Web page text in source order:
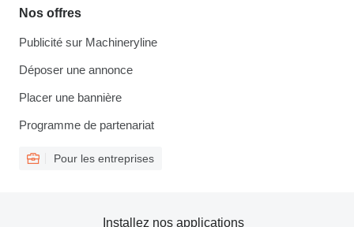
Nos offres
Publicité sur Machineryline
Déposer une annonce
Placer une bannière
Programme de partenariat
Pour les entreprises
Installez nos applications